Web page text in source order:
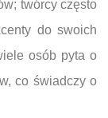
twórcy często
do swoich
osób pyta o
co świadczy o